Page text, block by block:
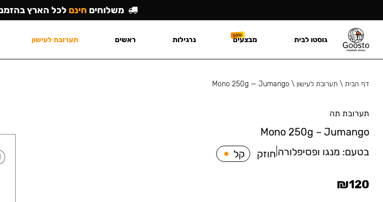
דף הבית\ תערובת לעישון \
Mono 250g — Jumango
תערובת תה
Mono 250g – Jumango
בטעם: מנגו ופסיפלורה חוזק קל
₪120
משלוחים חינם לכל הארץ בהזמנה
גוסטו לבית מבצעים נרגילות ראשים תערובת לעישון